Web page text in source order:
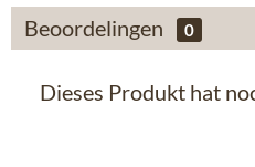
Beoordelingen 0
Dieses Produkt hat